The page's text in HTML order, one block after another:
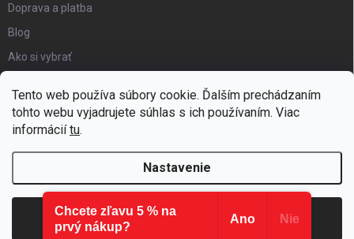
Tento web používa súbory cookie. Ďalším prechádzaním
tohto webu vyjadrujete súhlas s ich používaním. Viac
informáciítu.
Nastavenie
Súhlasím
Doprava a platba
Blog
Ako si vybrať
Certifikát kvality
Moja objednávka
Copyright 2026 Hezký detský nábytok . Všetky práva vyhradené.
Chcete zľavu 5 % na
prvý nákup?
Ano Nie